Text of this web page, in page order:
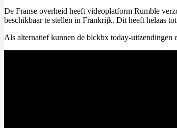
De Franse overheid heeft videoplatform Rumble
beschikbaar te stellen in Frankrijk. Dit heeft helaas
Als alternatief kunnen de blckbx today-uitzendingen